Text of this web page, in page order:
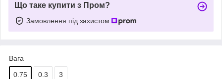
Що таке купити з Пром?
Замовлення під захистом
Вага
0.75 0.3 3